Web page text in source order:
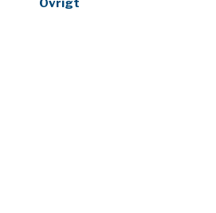
Övrigt